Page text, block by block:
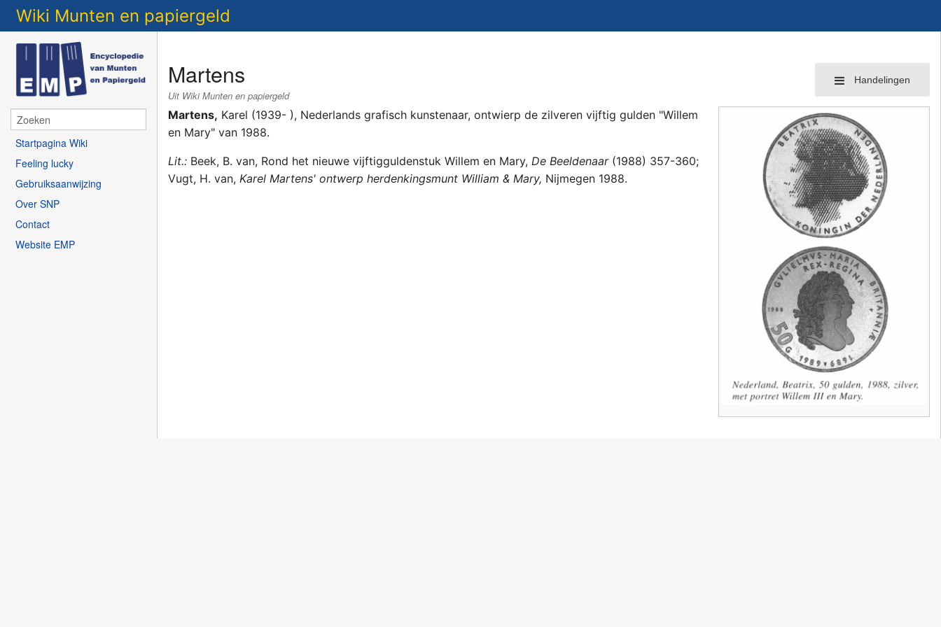
Wiki Munten en papiergeld
Startpagina Wiki
Feeling lucky
Gebruiksaanwijzing
Over SNP
Contact
Website EMP
Handelingen
Martens
Uit Wiki Munten en papiergeld
Martens, Karel (1939- ), Nederlands grafisch kunstenaar, ontwierp de zilveren vijftig gulden "Willem
en Mary" van 1988.
Lit.: Beek, B. van, Rond het nieuwe vijftigguldenstuk Willem en Mary,De Beeldenaar (1988) 357-360;
Vugt, H. van,Karel Martens' ontwerp herdenkingsmunt William & Mary, Nijmegen 1988.